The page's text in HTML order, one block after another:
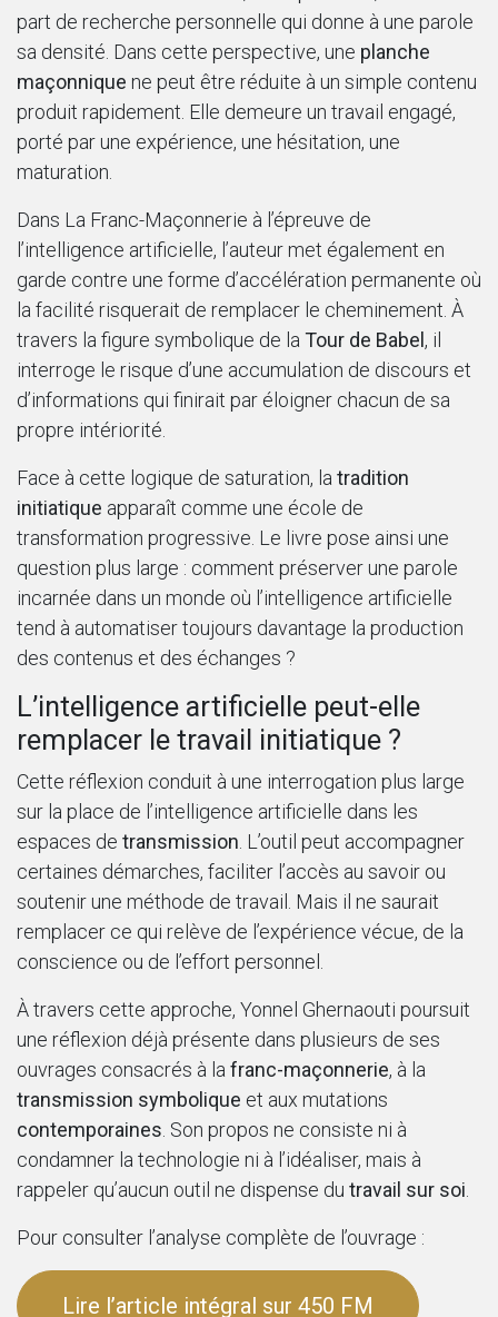
part de recherche personnelle qui donne à une parole
sa densité. Dans cette perspective, une planche
maçonnique ne peut être réduite à un simple contenu
produit rapidement. Elle demeure un travail engagé,
porté par une expérience, une hésitation, une
maturation.
Dans La Franc-Maçonnerie à l’épreuve de
l’intelligence artificielle, l’auteur met également en
garde contre une forme d’accélération permanente où
la facilité risquerait de remplacer le cheminement. À
travers la figure symbolique de la Tour de Babel , il
interroge le risque d’une accumulation de discours et
d’informations qui finirait par éloigner chacun de sa
propre intériorité.
Face à cette logique de saturation, la tradition
initiatique apparaît comme une école de
transformation progressive. Le livre pose ainsi une
question plus large : comment préserver une parole
incarnée dans un monde où l’intelligence artificielle
tend à automatiser toujours davantage la production
des contenus et des échanges ?
L’intelligence artificielle peut-elle
remplacer le travail initiatique ?
Cette réflexion conduit à une interrogation plus large
sur la place de l’intelligence artificielle dans les
espaces de transmission . L’outil peut accompagner
certaines démarches, faciliter l’accès au savoir ou
soutenir une méthode de travail. Mais il ne saurait
remplacer ce qui relève de l’expérience vécue, de la
conscience ou de l’effort personnel.
À travers cette approche, Yonnel Ghernaouti poursuit
une réflexion déjà présente dans plusieurs de ses
ouvrages consacrés à la franc-maçonnerie, à la
transmission symbolique et aux mutations
contemporaines . Son propos ne consiste ni à
condamner la technologie ni à l’idéaliser, mais à
rappeler qu’aucun outil ne dispense du travail sur soi
Pour consulter l’analyse complète de l’ouvrage :
Lire l’article intégral sur 450 FM